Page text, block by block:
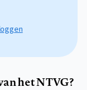
het NTVG?